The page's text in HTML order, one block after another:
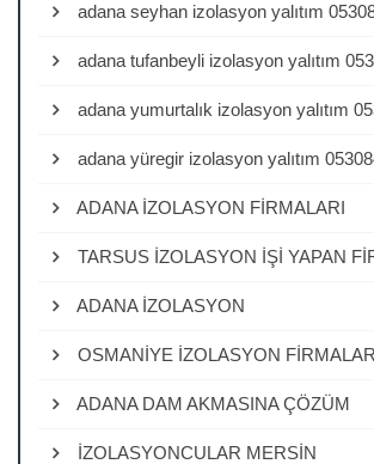
adana seyhan izolasyon yalıtım
adana tufanbeyli izolasyon yalıtım
adana yumurtalık izolasyon yalıtım
adana yüregir izolasyon yalıtım
ADANA İZOLASYON FİRMALARI
TARSUS İZOLASYON İŞİ YAPAN
ADANA İZOLASYON
OSMANİYE İZOLASYON
ADANA DAM AKMASINA ÇÖZÜM
İZOLASYONCULAR MERSİN